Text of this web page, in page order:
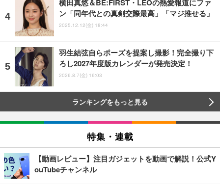
横田真悠＆BE:FIRST・LEOの熱愛報道にファ
ン「同年代との真剣交際最高」「マジ推せる」
2025.12.12(金) 18:44
羽生結弦自らポーズを提案し撮影！完全撮り下
ろし2027年度版カレンダーが発売決定！
2026.8.7(金) 16:03
ランキングをもっと見る
特集・連載
【動画レビュー】注目ガジェットを動画で解説！公式Y
ouTubeチャンネル